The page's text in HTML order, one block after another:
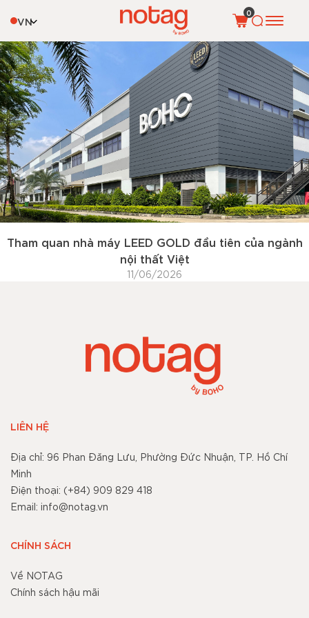
VN
0
câu chuyện thương hiệu
Tham quan nhà máy LEED GOLD đầu tiên của ngành
nội thất Việt
11/06/2026
LIÊN HỆ
Địa chỉ: 96 Phan Đăng Lưu, Phường Đức Nhuận, TP. Hồ Chí
Minh
Điện thoại: (+84) 909 829 418
Email: info@notag.vn
CHÍNH SÁCH
Về NOTAG
Chính sách hậu mãi